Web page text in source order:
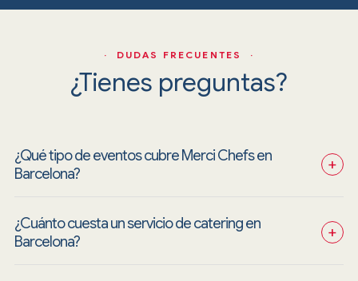
· DUDAS FRECUENTES ·
¿Tienes preguntas?
¿Qué tipo de eventos cubre Merci Chefs en
Barcelona?
+
¿Cuánto cuesta un servicio de catering en
Barcelona?
+